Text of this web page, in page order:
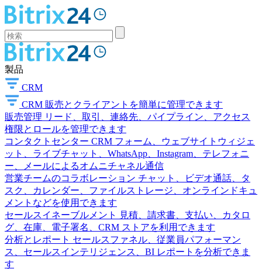
製品
CRM
CRM 販売とクライアントを簡単に管理できます
販売管理 リード、取引、連絡先、パイプライン、アクセス
権限とロールを管理できます
コンタクトセンター CRM フォーム、ウェブサイトウィジェ
ット、ライブチャット、WhatsApp、Instagram、テレフォニ
ー、メールによるオムニチャネル通信
営業チームのコラボレーション チャット、ビデオ通話、タ
スク、カレンダー、ファイルストレージ、オンラインドキュ
メントなどを使用できます
セールスイネーブルメント
見積、請求書、支払い、カタロ
グ、在庫、電子署名、CRM ストアを利用できます
分析とレポート セールスファネル、従業員パフォーマン
ス、セールスインテリジェンス、BI レポートを分析できま
す